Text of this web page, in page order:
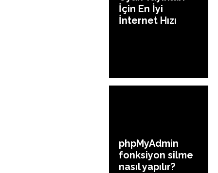
İçin En İyi
İnternet Hızı
phpMyAdmin
fonksiyon silme
nasıl yapılır?